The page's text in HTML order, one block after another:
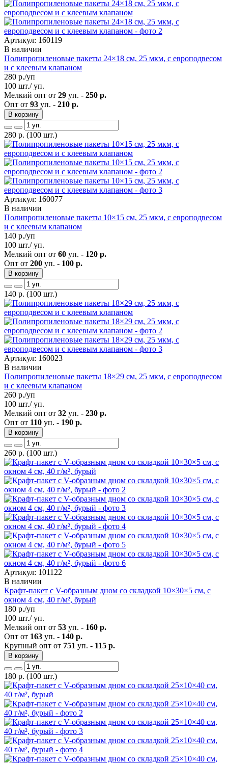
Артикул: 160119
В наличии
Полипропиленовые пакеты 24×18 см, 25 мкм, с европодвесом
и с клеевым клапаном
280 р./уп
100 шт./ уп.
Мелкий опт от 29 уп. - 250 р.
Опт от 93 уп. - 210 р.
В корзину
280 р. (100 шт.)
Артикул: 160077
В наличии
Полипропиленовые пакеты 10×15 см, 25 мкм, с европодвесом
и с клеевым клапаном
140 р./уп
100 шт./ уп.
Мелкий опт от 60 уп. - 120 р.
Опт от 200 уп. - 100 р.
В корзину
140 р. (100 шт.)
Артикул: 160023
В наличии
Полипропиленовые пакеты 18×29 см, 25 мкм, с европодвесом
и с клеевым клапаном
260 р./уп
100 шт./ уп.
Мелкий опт от 32 уп. - 230 р.
Опт от 110 уп. - 190 р.
В корзину
260 р. (100 шт.)
Артикул: 101122
В наличии
Крафт-пакет с V-образным дном со складкой 10×30×5 см, с
окном 4 см, 40 г/м², бурый
180 р./уп
100 шт./ уп.
Мелкий опт от 53 уп. - 160 р.
Опт от 163 уп. - 140 р.
Крупный опт от 751 уп. - 115 р.
В корзину
180 р. (100 шт.)